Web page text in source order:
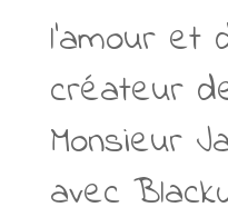
l'amour et
créateur
Monsieur
avec